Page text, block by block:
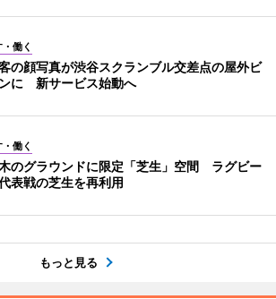
働く
の顔写真が渋谷スクランブル交差点の屋外ビ
に 新サービス始動へ
働く
のグラウンドに限定「芝生」空間 ラグビー
表戦の芝生を再利用
もっと見る